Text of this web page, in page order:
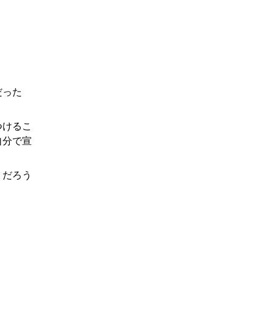
た
るこ
で宣
ろう